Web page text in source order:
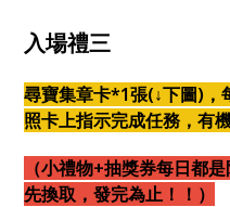
入場禮三
尋寶集章卡*1張(↓下圖)，
照卡上指示完成任務，有
（小禮物+抽獎券每日都
先換取，發完為止！！）